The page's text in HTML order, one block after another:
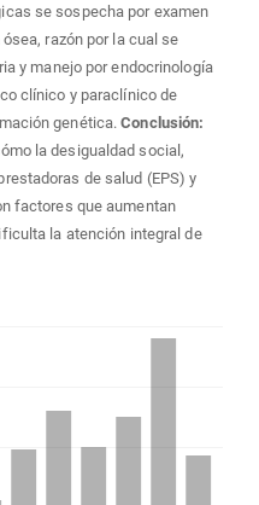
se sospecha por examen
razón por la cual se
y manejo por endocrinología
clínico y paraclínico de
genética.Conclusión:
la desigualdad social,
de salud (EPS) y
factores que aumentan
la atención integral de